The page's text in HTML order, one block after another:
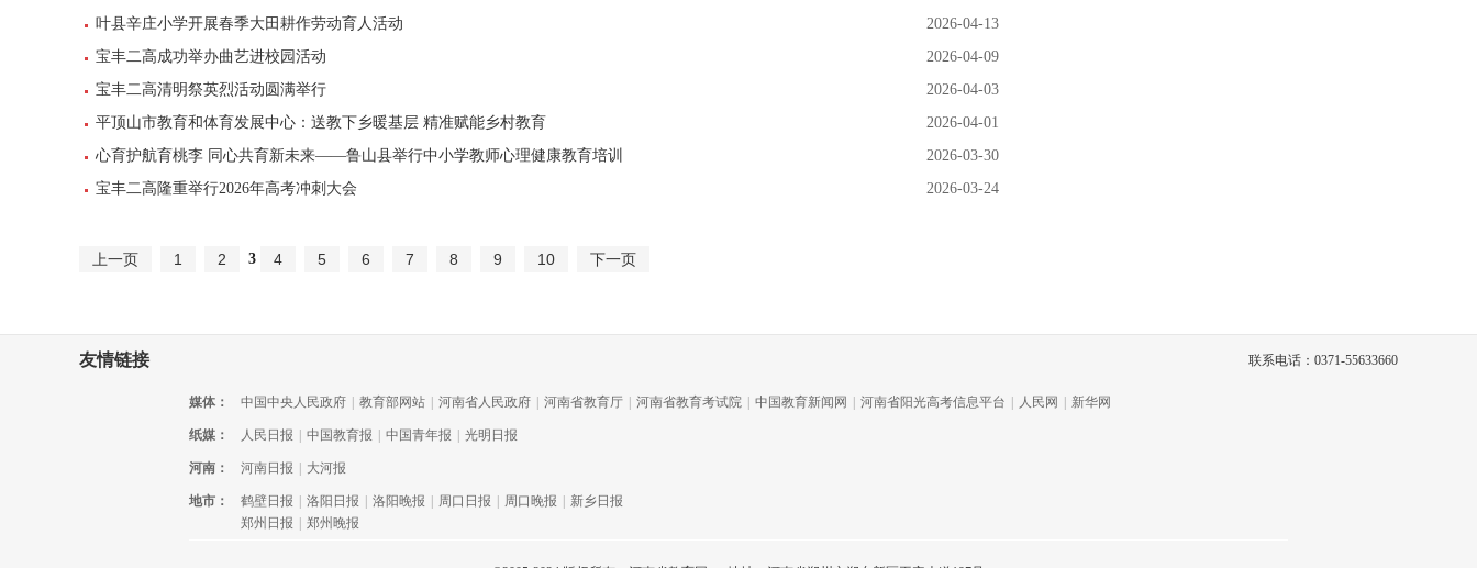
2026-04-13
叶县辛庄小学开展春季大田耕作劳动育人活动
2026-04-09
宝丰二高成功举办曲艺进校园活动
2026-04-03
宝丰二高清明祭英烈活动圆满举行
2026-04-01
平顶山市教育和体育发展中心：送教下乡暖基层 精准赋能乡村教育
2026-03-30
心育护航育桃李 同心共育新未来——鲁山县举行中小学教师心理健康教育培训
2026-03-24
宝丰二高隆重举行2026年高考冲刺大会
上一页 1 2 3 4 5 6 7 8 9 10 下一页
联系电话：0371-55633660
友情链接
媒体： 中国中央人民政府 教育部网站 河南省人民政府 河南省教育厅 河南省教育考试院 中国教育新闻网 河南省阳光高考信息平台 人民网 新华网
纸媒： 人民日报 中国教育报 中国青年报 光明日报
河南： 河南日报 大河报
地市： 鹤壁日报 洛阳日报 洛阳晚报 周口日报 周口晚报
新乡日报
郑州日报
郑州晚报